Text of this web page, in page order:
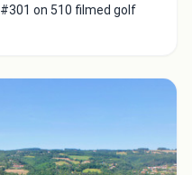
#301 on 510 filmed golf